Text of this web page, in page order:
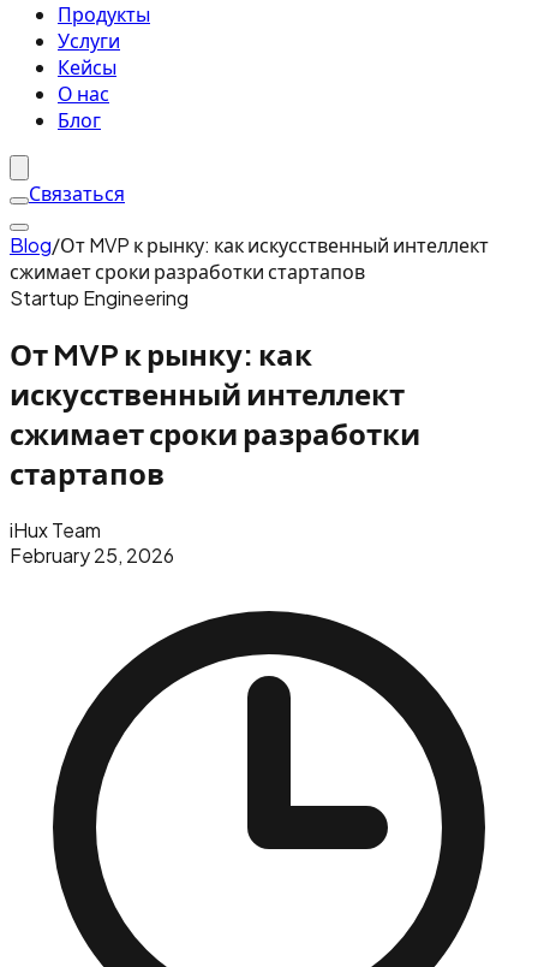
Продукты
Услуги
Кейсы
О нас
Блог
Связаться
Blog/От MVP к рынку: как искусственный интеллект
сжимает сроки разработки стартапов
Startup Engineering
От MVP к рынку: как
искусственный интеллект
сжимает сроки разработки
стартапов
iHux Team
February 25, 2026